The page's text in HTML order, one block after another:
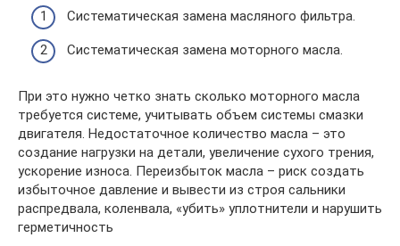
Систематическая замена масляного фильтра.
Систематическая замена моторного масла.
При это нужно четко знать сколько моторного масла
требуется системе, учитывать объем системы смазки
двигателя. Недостаточное количество масла – это
создание нагрузки на детали, увеличение сухого трения,
ускорение износа. Переизбыток масла – риск создать
избыточное давление и вывести из строя сальники
распредвала, коленвала, «убить» уплотнители и нарушить
герметичность